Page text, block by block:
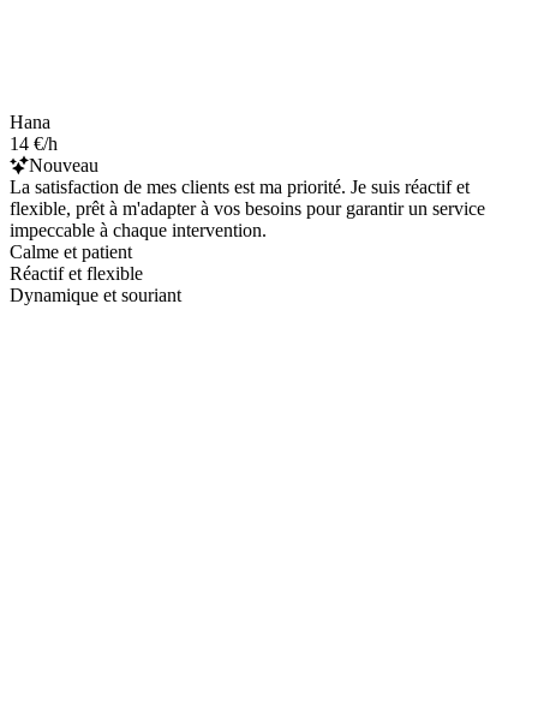
Hana
14 €/h
Nouveau
La satisfaction de mes clients est ma priorité. Je suis réactif et
flexible, prêt à m'adapter à vos besoins pour garantir un service
impeccable à chaque intervention.
Calme et patient
Réactif et flexible
Dynamique et souriant